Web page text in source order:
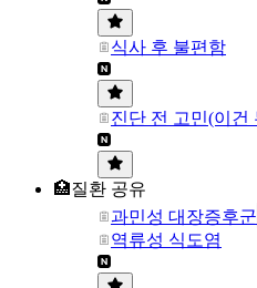
식사 후 불편함
진단 전 고민(이건
🏥질환 공유
과민성 대장증후군
역류성 식도염